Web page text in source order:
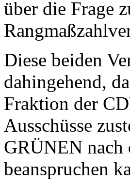
über die Frage
Diese beiden
dahingehend,
Fraktion der
Ausschüsse
GRÜNEN nach
beanspruchen